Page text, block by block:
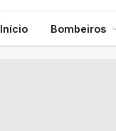
Início Bombeiros